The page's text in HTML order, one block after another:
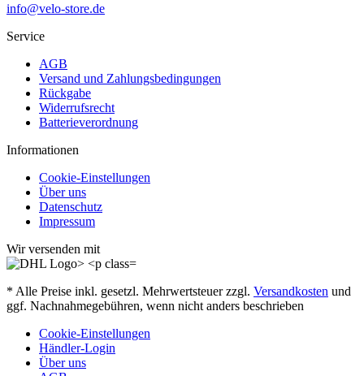
info@velo-store.de
Service
AGB
Versand und Zahlungsbedingungen
Rückgabe
Widerrufsrecht
Batterieverordnung
Informationen
Cookie-Einstellungen
Über uns
Datenschutz
Impressum
Wir versenden mit
* Alle Preise inkl. gesetzl. Mehrwertsteuer zzgl. Versandkosten und
ggf. Nachnahmegebühren, wenn nicht anders beschrieben
Cookie-Einstellungen
Händler-Login
Über uns